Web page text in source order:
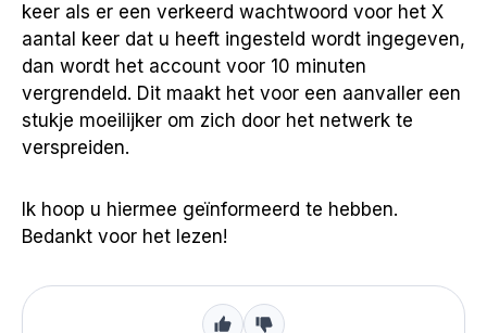
keer als er een verkeerd wachtwoord voor het X
aantal keer dat u heeft ingesteld wordt ingegeven,
dan wordt het account voor 10 minuten
vergrendeld. Dit maakt het voor een aanvaller een
stukje moeilijker om zich door het netwerk te
verspreiden.
Ik hoop u hiermee geïnformeerd te hebben.
Bedankt voor het lezen!